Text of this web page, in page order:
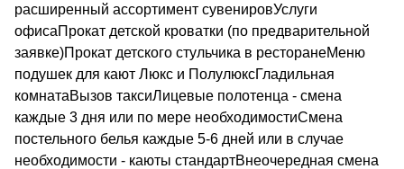
расширенный ассортимент сувенировУслуги
офисаПрокат детской кроватки (по предварительной
заявке)Прокат детского стульчика в ресторанеМеню
подушек для кают Люкс и ПолулюксГладильная
комнатаВызов таксиЛицевые полотенца - смена
каждые 3 дня или по мере необходимостиСмена
постельного белья каждые 5-6 дней или в случае
необходимости - каюты стандартВнеочередная смена